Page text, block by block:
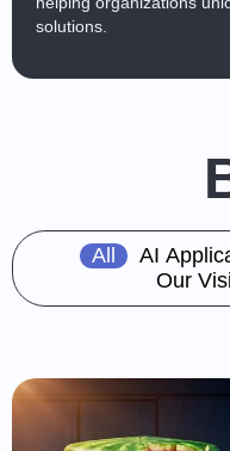
solutions.
AI
Our
All